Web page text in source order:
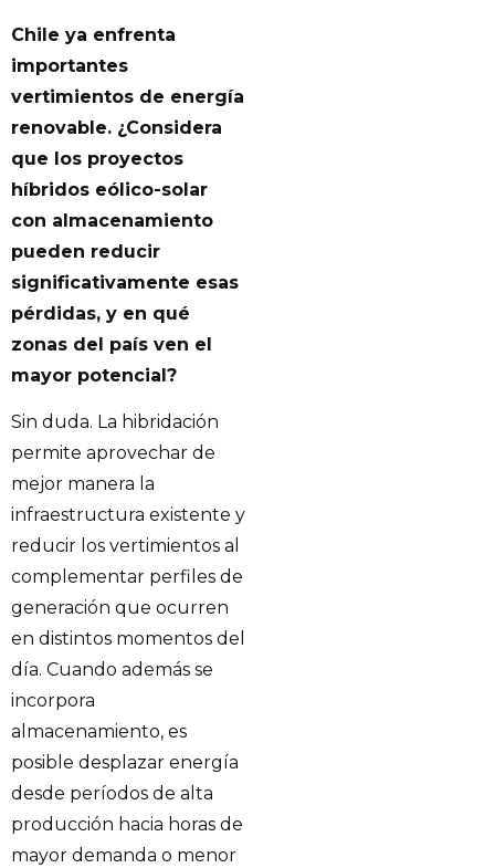
Chile ya enfrenta
importantes
vertimientos de energía
renovable. ¿Considera
que los proyectos
híbridos eólico-solar
con almacenamiento
pueden reducir
significativamente esas
pérdidas, y en qué
zonas del país ven el
mayor potencial?
Sin duda. La hibridación
permite aprovechar de
mejor manera la
infraestructura existente y
reducir los vertimientos al
complementar perfiles de
generación que ocurren
en distintos momentos del
día. Cuando además se
incorpora
almacenamiento, es
posible desplazar energía
desde períodos de alta
producción hacia horas de
mayor demanda o menor